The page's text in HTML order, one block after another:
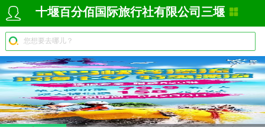
十堰百分佰国际旅行社有限公司三堰
营业部
您想要去哪儿？
1 2 3 4